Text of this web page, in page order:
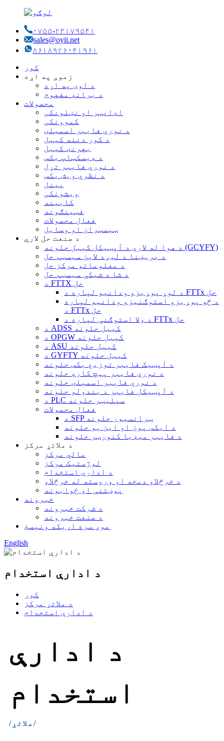
۰۷۵۵-۲۳۱۷۹۵۴۱
sales@oyii.net
۸۶۱۸۹۲۶۰۴۱۹۶۱
کور
زموږ په اړه
د اوی په اړه
د برانډ مفهوم
محصولات
اډاپټر او نښلونکی
کموونکی
د نوري فایبر اسمبلۍ
د کور دننه کیبل
بهرنۍ کیبل
د ډیسکټاپ بکس
د نوري فایبر تړل
د نظري ویش بکس
پینل
ویشونکی
کابینه
فټینګونه
فعال محصولات
ټیسټران او وسایل
د صنعت حل لارې
د هوا له لارې د آپټیکل کیبل حلونه (GCYFY)
د بریښنا د لیږد لاین سیسټم حل
د معلوماتو مرکز حل
د شا د شبکې سیسټم حل
د FTTX حل
د لوړ پوړیزو ودانیو لپاره د FTTx حل
د څو پوړیزو استوګنیزو ودانیو لپاره
د FTTx حل
د ولا استوګنې لپاره د FTTx حل
د ADSS کیبل حلونه
د OPGW کیبل حلونه
د ASU کیبل حلونه
د GYFTY کیبل حلونه
د آپټیک فایبر توزیع بکس حلونه
د نوري فایبر پیچ کارډ حلونه
د نوري فایبر اسمبلۍ حلونه
د آپټیکل فایبر د بندولو حلونه
د PLC سپلیټر حلونه
فعال محصولات
د SFP ټرانسیور حلونه
د ایکس پون او این یو حلونه
د فایبر میډیا کنورټر حلونه
د ملاتړ مرکز
مالي مرکز
لوژستیک مرکز
د ادارې استخدام
د خرڅلاو دمخه او وروسته له خرڅلاو
پوښتنې او ځوابونه
خبرونه
د شرکت خبرونه
د صنعت خبرونه
موږ سره اړیکه ونیسئ
English
د ادارې استخدام
کور
د ملاتړ مرکز
د ادارې استخدام
د ادارې
استخدام
/ملاتړ/